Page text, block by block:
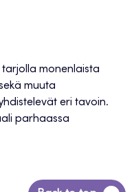
tarjolla monenlaista
muuta
eri tavoin.
parhaassa